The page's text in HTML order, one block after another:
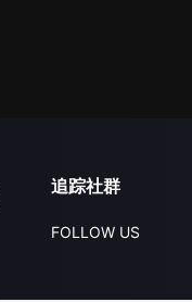
追踪社群
FOLLOW US